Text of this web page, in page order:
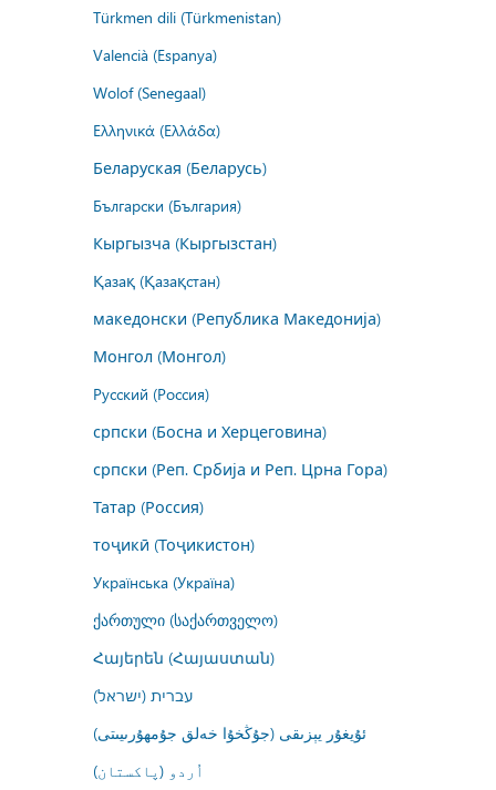
Türkmen dili (Türkmenistan)
Valencià (Espanya)
Wolof (Senegaal)
Ελληνικά (Ελλάδα)
Беларуская (Беларусь)
Български (България)
Кыргызча (Кыргызстан)
Қазақ (Қазақстан)
македонски (Република Македонија)
Монгол (Монгол)
Русский (Россия)
српски (Босна и Херцеговина)
српски (Реп. Србија и Реп. Црна Гора)
Татар (Россия)
тоҷикӣ (Тоҷикистон)
Українська (Україна)
ქართული (საქართველო)
Հայերեն (Հայաստան)
עברית (ישראל)
ئۇيغۇر يېزىقى (جۇڭخۇا خەلق جۇمھۇرىيىتى)
اُردو (پاکستان)